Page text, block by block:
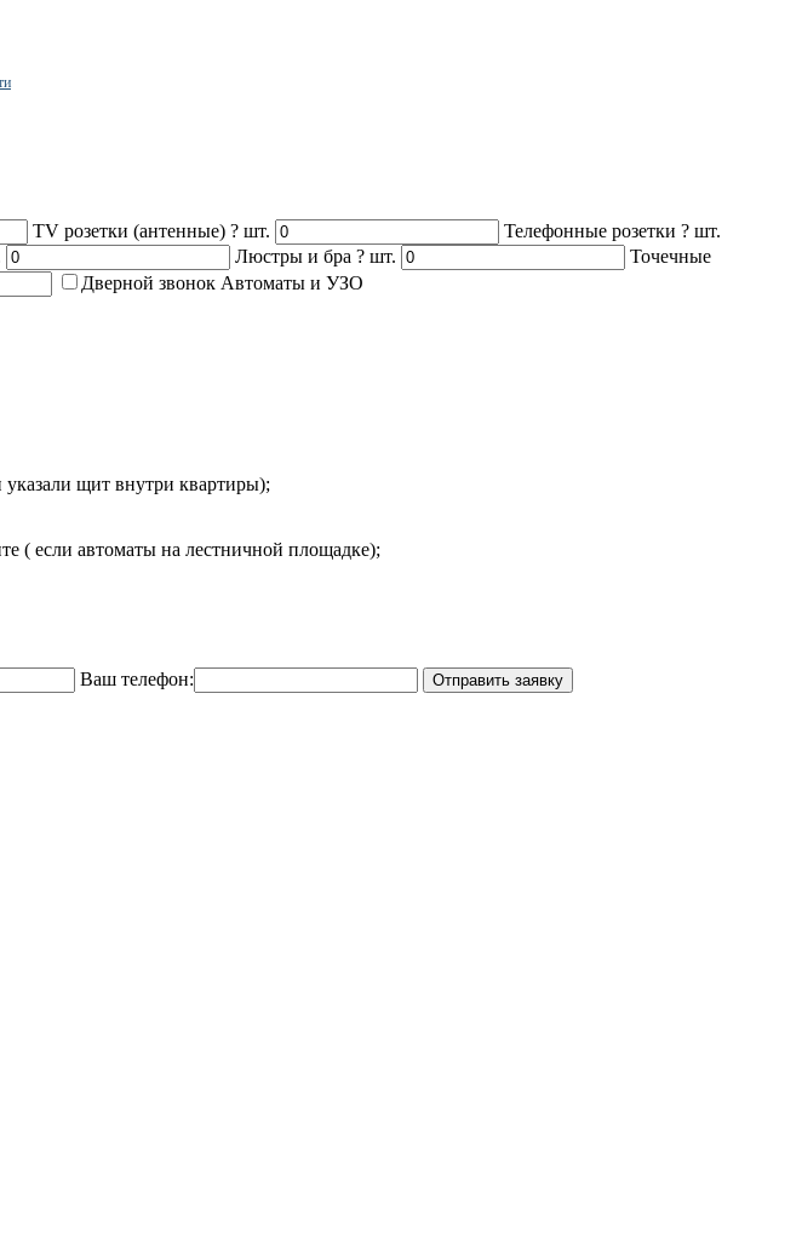
TV розетки (антенные) ? шт. Телефонные розетки ? шт.
Люстры и бра ? шт.
Точечные
Дверной звонок Автоматы и УЗО
щит внутри квартиры);
( если автоматы на лестничной площадке);
Ваш телефон: